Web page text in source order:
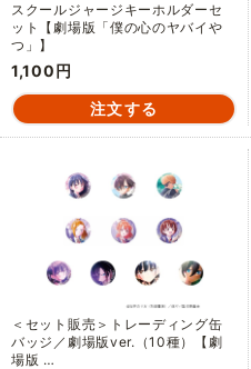
スクールジャージキーホルダーセ
ット【劇場版「僕の心のヤバイや
つ」】
1,100円
＜セット販売＞トレーディング缶
バッジ／劇場版ver.（10種）【劇
場版 …